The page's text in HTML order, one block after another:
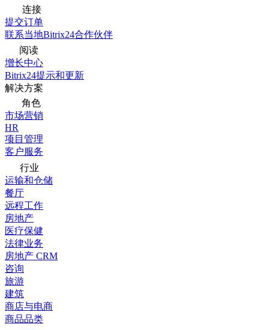
连接
提交订单
联系当地Bitrix24合作伙伴
阅读
增长中心
Bitrix24提示和更新
解决方案
角色
市场营销
HR
项目管理
客户服务
行业
运输和仓储
餐厅
远程工作
房地产
医疗保健
法律业务
房地产 CRM
咨询
旅游
建筑
商店与电商
商品品类